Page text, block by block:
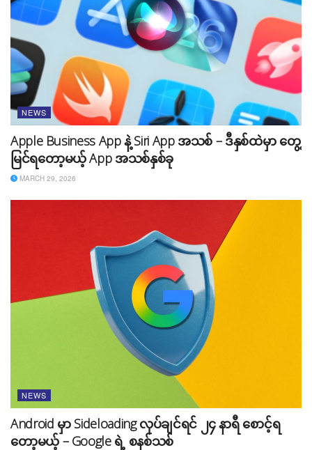
NEWS
Apple Business App နဲ့ Siri App အသစ် – ဒီနှစ်ထဲမှာ တွေ့
မြင်ရတော့မယ့် App အသစ်နှစ်ခု
MARCH 29, 2026
NEWS
Android မှာ Sideloading လုပ်ချင်ရင် ၂၄ နာရီ စောင့်ရ
တော့မယ့် – Google ရဲ့ စနစ်သစ်